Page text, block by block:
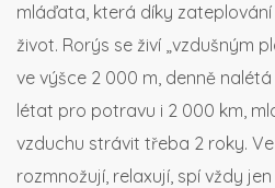
mláďata, která díky
život. Rorýs se živí „vzdušným
ve výšce 2 000 m, denně
létat pro potravu i 2 000 km,
vzduchu strávit třeba 2 roky.
rozmnožují, relaxují, spí vždy